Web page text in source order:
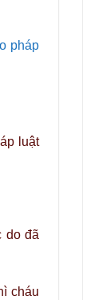
pháp
luật
do đã
cháu